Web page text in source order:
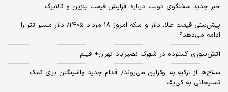
خبر جدید سخنگوی دولت درباره افزایش قیمت بنزین و کالابرگ
پیش‌بینی قیمت طلا، دلار و سکه امروز 18 مرداد ۱۴۰۵/ دلار مسیر تتر را
ادامه می‌دهد؟
آتش‌سوزی گسترده در شهرک نصیرآباد تهران+ فیلم
سلاح‌ها از ترکیه به اوکراین می‌روند/ اقدام جدید واشینگتن برای کمک
تسلیحاتی به کی‌یف